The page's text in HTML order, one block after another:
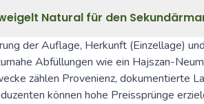
Natural für den
der Auflage, Herkunft (Einzellage)
Abfüllungen wie ein Hajszan-
zählen Provenienz, dokumentierte
können hohe Preissprünge